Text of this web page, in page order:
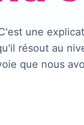
une
résout au
que nous